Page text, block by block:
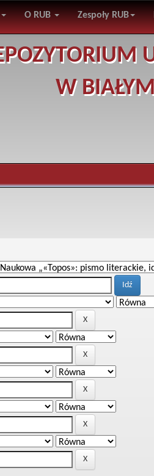
O RUB Zespoły RUB
W